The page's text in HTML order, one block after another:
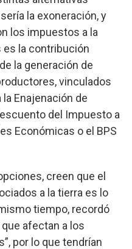
la exoneración, y
los impuestos a la
es la contribución
la generación de
vinculados
Enajenación de
del Impuesto a
Económicas o el BPS
creen que el
a la tierra es lo
tiempo, recordó
afectan a los
por lo que tendrían